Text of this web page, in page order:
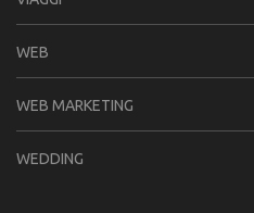
WEB
WEB MARKETING
WEDDING